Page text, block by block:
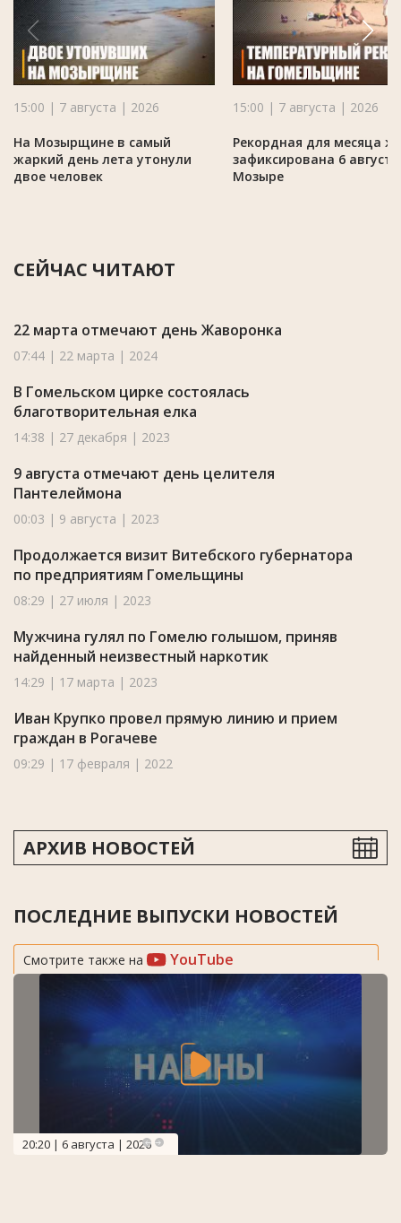
15:00 | 7 августа | 2026
На Мозырщине в самый
жаркий день лета утонули
двое человек
15:00 | 7 августа | 2026
Рекордная для месяца
зафиксирована 6
Мозыре
СЕЙЧАС ЧИТАЮТ
22 марта отмечают день Жаворонка
07:44 | 22 марта | 2024
В Гомельском цирке состоялась
благотворительная елка
14:38 | 27 декабря | 2023
9 августа отмечают день целителя
Пантелеймона
00:03 | 9 августа | 2023
Продолжается визит Витебского губернатора
по предприятиям Гомельщины
08:29 | 27 июля | 2023
Мужчина гулял по Гомелю голышом, приняв
найденный неизвестный наркотик
14:29 | 17 марта | 2023
Иван Крупко провел прямую линию и прием
граждан в Рогачеве
09:29 | 17 февраля | 2022
АРХИВ НОВОСТЕЙ
ПОСЛЕДНИЕ ВЫПУСКИ НОВОСТЕЙ
Смотрите также на YouTube
20:20 | 6 августа | 2026